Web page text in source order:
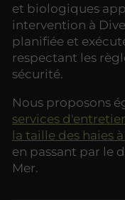
et biologiques
intervention à
planifiée et
respectant les
sécurité.
Nous proposons
services
la taille des haies
en passant par le
Mer.